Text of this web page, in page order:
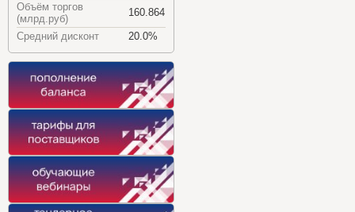
Объём торгов
(млрд.руб)
160.864
Средний дисконт
20.0%